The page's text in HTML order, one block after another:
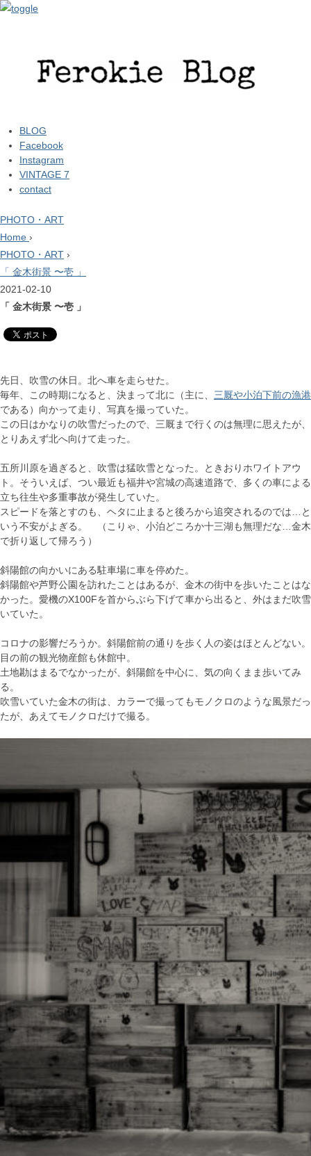
BLOG
Facebook
Instagram
VINTAGE 7
contact
PHOTO・ART
Home ›
PHOTO・ART ›
「 金木街景 〜壱 」
2021-02-10
「 金木街景 〜壱 」
先日、吹雪の休日。北へ車を走らせた。
毎年、この時期になると、決まって北に（主に、 三厩や小泊下前の漁港
である）向かって走り、写真を撮っていた。
この日はかなりの吹雪だったので、三厩まで行くのは無理に思えたが、
とりあえず北へ向けて走った。
五所川原を過ぎると、吹雪は猛吹雪となった。ときおりホワイトアウ
ト。そういえば、つい最近も福井や宮城の高速道路で、多くの車による
立ち往生や多重事故が発生していた。
スピードを落とすのも、ヘタに止まると後ろから追突されるのでは…と
いう不安がよぎる。 （こりゃ、小泊どころか十三湖も無理だな…金木
で折り返して帰ろう）
斜陽館の向かいにある駐車場に車を停めた。
斜陽館や芦野公園を訪れたことはあるが、金木の街中を歩いたことはな
かった。愛機のX100Fを首からぶら下げて車から出ると、外はまだ吹雪
いていた。
コロナの影響だろうか。斜陽館前の通りを歩く人の姿はほとんどない。
目の前の観光物産館も休館中。
土地勘はまるでなかったが、斜陽館を中心に、気の向くまま歩いてみ
る。
吹雪いていた金木の街は、カラーで撮ってもモノクロのような風景だっ
たが、あえてモノクロだけで撮る。